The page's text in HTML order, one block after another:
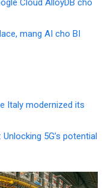
Cloud AlloyDB cho
mang AI cho BI
Italy modernized its
5G’s potential